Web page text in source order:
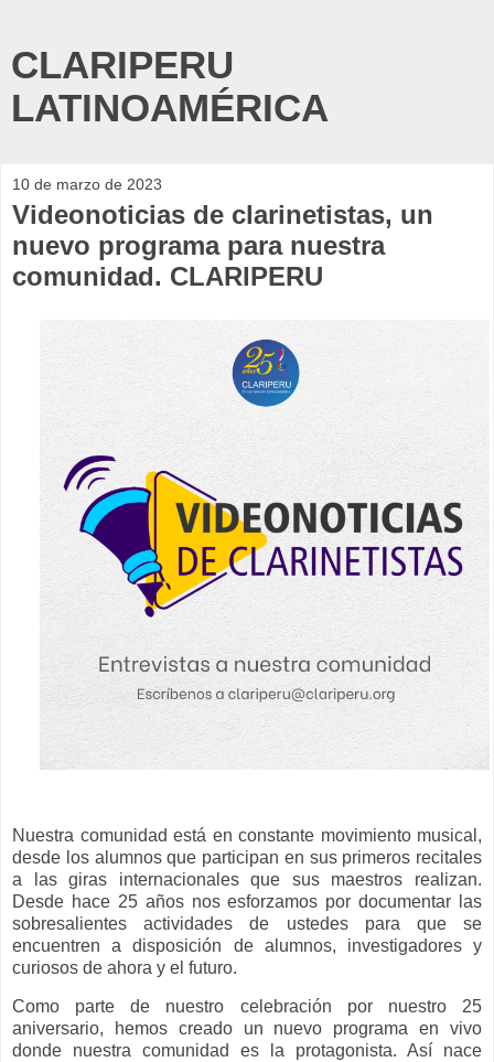
CLARIPERU
LATINOAMÉRICA
10 de marzo de 2023
Videonoticias de clarinetistas, un
nuevo programa para nuestra
comunidad. CLARIPERU
Nuestra comunidad está en constante movimiento musical,
desde los alumnos que participan en sus primeros recitales
a las giras internacionales que sus maestros realizan.
Desde hace 25 años nos esforzamos por documentar las
sobresalientes actividades de ustedes para que se
encuentren a disposición de alumnos, investigadores y
curiosos de ahora y el futuro.
Como parte de nuestro celebración por nuestro 25
aniversario, hemos creado un nuevo programa en vivo
donde nuestra comunidad es la protagonista. Así nace